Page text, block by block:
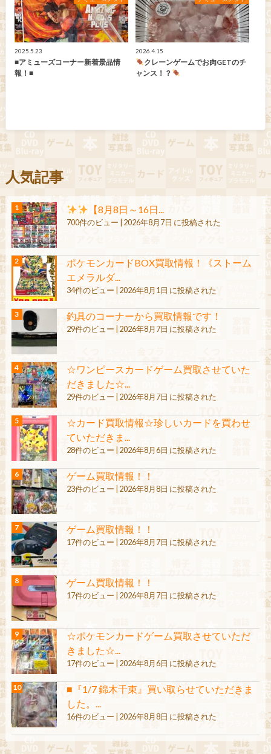
2025.5.23
■アミューズコーナー新着景品情
報！■
2026.4.15
クレーンゲームでお肉GETのチ
ャンス！？
人気記事
【8月8日～16日...
700件のビュー 2026年8月7日 に投稿された
ポケモンカードBOX買取情報！《ストーム
エメラルダ...
34件のビュー 2026年8月1日 に投稿された
釣具のコーナーから買取情報です！
29件のビュー 2026年8月7日 に投稿された
☆ワンピースカードゲーム買取させていた
だきました☆...
29件のビュー 2026年8月7日 に投稿された
☆カード買取情報☆珍しいカードを買わせ
ていただきま...
28件のビュー 2026年8月6日 に投稿された
ゲーム買取情報！！
23件のビュー 2026年8月8日 に投稿された
ゲーム買取情報！！
17件のビュー 2026年8月7日 に投稿された
ゲーム買取情報！！
17件のビュー 2026年8月7日 に投稿された
☆ポケモンカードゲーム買取させていただ
きました☆...
17件のビュー 2026年8月6日 に投稿された
■『1/7 錦木千束』買い取らせていただきま
した。...
16件のビュー 2026年8月8日 に投稿された